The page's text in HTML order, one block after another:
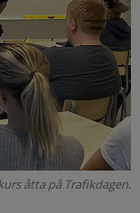
åtta på Trafikdagen.